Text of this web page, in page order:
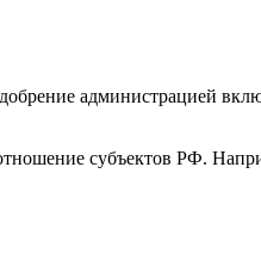
администрацией
субъектов РФ.